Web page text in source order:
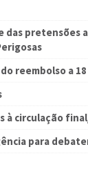
das
reembolso a
à circulação
para